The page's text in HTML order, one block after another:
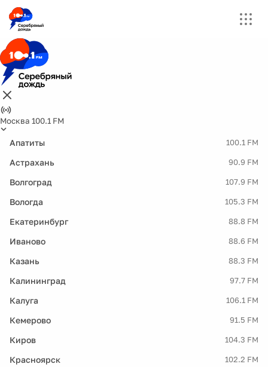
Москва 100.1 FM
Апатиты 100.1 FM
Астрахань 90.9 FM
Волгоград 107.9 FM
Вологда 105.3 FM
Екатеринбург 88.8 FM
Иваново 88.6 FM
Казань 88.3 FM
Калининград 97.7 FM
Калуга 106.1 FM
Кемерово 91.5 FM
Киров 104.3 FM
Красноярск 102.2 FM